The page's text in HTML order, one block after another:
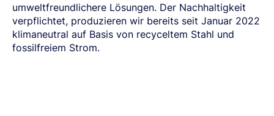
umweltfreundlichere Lösungen. Der Nachhaltigkeit
verpflichtet, produzieren wir bereits seit Januar 2022
klimaneutral auf Basis von recyceltem Stahl und
fossilfreiem Strom.